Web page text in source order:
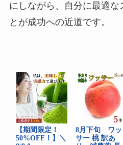
にしながら、自分に最適な
とが成功への近道です。